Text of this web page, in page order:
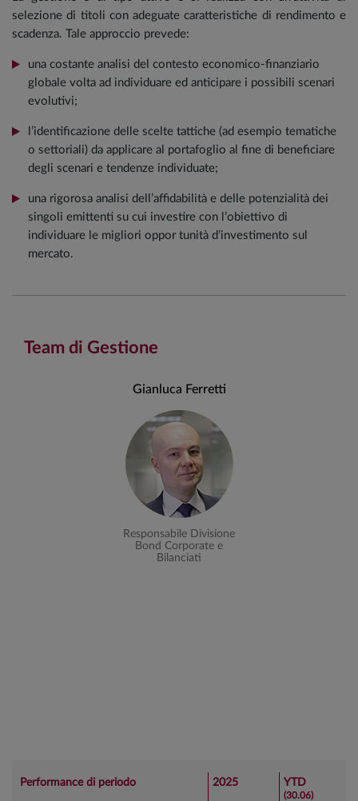
selezione di titoli con adeguate caratteristiche di rendimento e
scadenza. Tale approccio prevede:
una costante analisi del contesto economico-finanziario
globale volta ad individuare ed anticipare i possibili scenari
evolutivi;
l’identificazione delle scelte tattiche (ad esempio tematiche
o settoriali) da applicare al portafoglio al fine di beneficiare
degli scenari e tendenze individuate;
una rigorosa analisi dell’affidabilità e delle potenzialità dei
singoli emittenti su cui investire con l’obiettivo di
individuare le migliori oppor tunità d’investimento sul
mercato.
Team di Gestione
Gianluca Ferretti
Responsabile Divisione
Bond Corporate e
Bilanciati
Performance di periodo 2025 YTD
(30.06)